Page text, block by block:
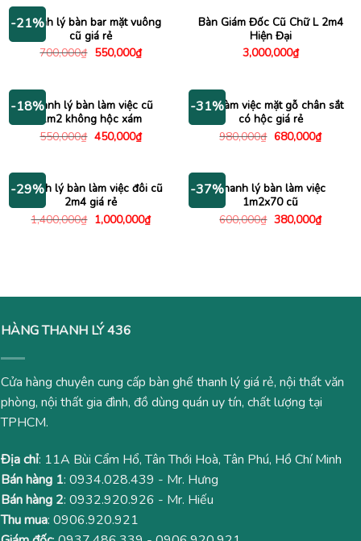
-21%
Thanh lý bàn bar mặt vuông
cũ giá rẻ
700,000₫ Giá
550,000₫Giá
hiện
550,000₫.
Bàn Giám Đốc Cũ Chữ L 2m4
Hiện Đại
3,000,000₫
-18%Thanh lý bàn làm việc cũ
1m2 không hộc xám
550,000₫ Giá
450,000₫Giá
hiện
450,000₫.
-31%
Bàn làm việc mặt gỗ chân sắt
có hộc giá rẻ
980,000₫ Giá
680,000₫Giá
hiện
-29%
Thanh lý bàn làm việc đôi cũ
2m4 giá rẻ
1,400,000₫ Giá
gốc
1,000,000₫Giá
hiện
-37%Thanh lý bàn làm việc
1m2x70 cũ
600,000₫ Giá
380,000₫Giá
hiện
HÀNG THANH LÝ 436
Cửa hàng chuyên cung cấp bàn ghế thanh lý giá rẻ, nội thất văn
phòng, nội thất gia đình, đồ dùng quán uy tín, chất lượng tại
TPHCM.
Địa chỉ: 11A Bùi Cẩm Hổ, Tân Thới Hoà, Tân Phú, Hồ Chí Minh
Bán hàng 1: 0934.028.439 - Mr. Hưng
Bán hàng 2: 0932.920.926 - Mr. Hiếu
Thu mua: 0906.920.921